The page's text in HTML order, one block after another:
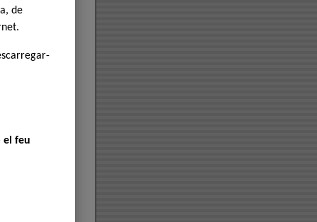
de
el feu